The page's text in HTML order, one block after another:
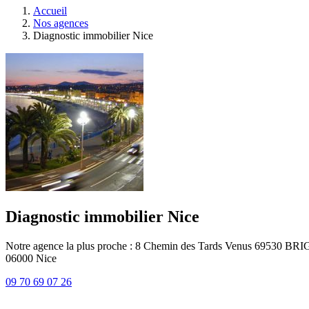
Accueil
Nos agences
Diagnostic immobilier Nice
Diagnostic immobilier Nice
Notre agence la plus proche : 8 Chemin des Tards Venus 69530
06000 Nice
09 70 69 07 26